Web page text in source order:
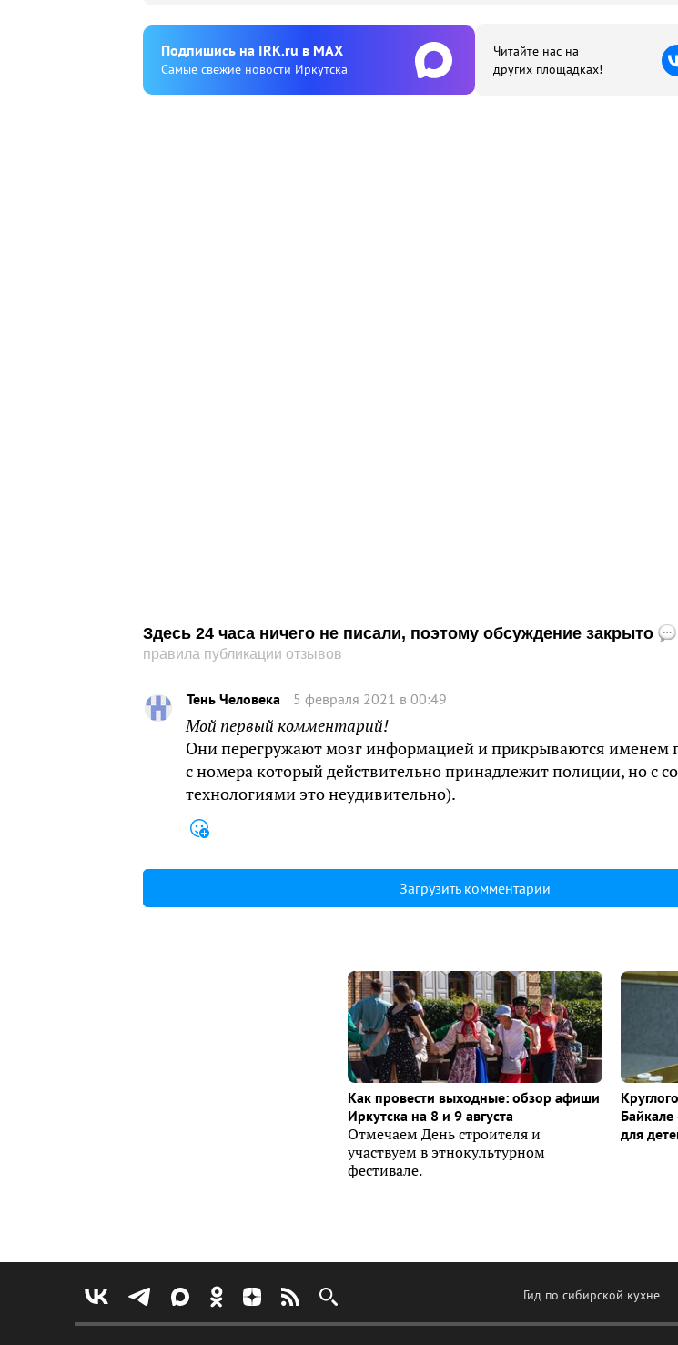
Подпишиcь на IRK.ru в MAX
Cамые свежие новости Иркутска
Читайте нас на
других площадках!
Здесь 24 часа ничего не писали, поэтому обсуждение закрыто
правила публикации отзывов
Тень Человека 5 февраля 2021 в 00:49
Мой первый комментарий!
Они перегружают мозг информацией и прикрываются именем
с номера который действительно принадлежит полиции, но с
технологиями это неудивительно).
Загрузить комментарии
Как провести выходные: обзор афиши
Иркутска на 8 и 9 августа
Отмечаем День строителя и
участвуем в этнокультурном
фестивале.
для
Гид по сибирской кухне